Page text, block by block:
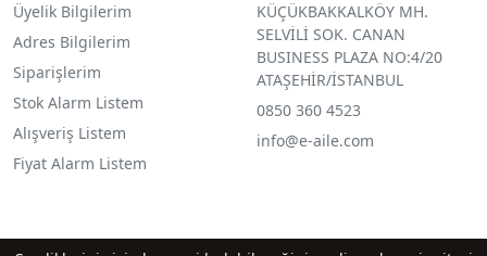
Üyelik Bilgilerim
Adres Bilgilerim
Siparişlerim
Stok Alarm Listem
Alışveriş Listem
Fiyat Alarm Listem
KÜÇÜKBAKKALKÖY MH.
SELVİLİ SOK. CANAN
BUSINESS PLAZA NO:4/20
ATAŞEHİR/İSTANBUL
0850 360 4523
info@e-aile.com